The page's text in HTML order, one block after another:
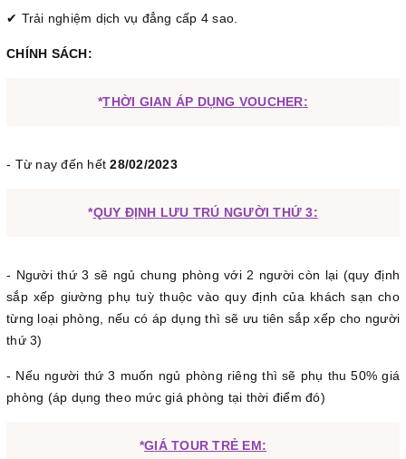
✔ Trải nghiệm dịch vụ đẳng cấp 4 sao.
CHÍNH SÁCH:
*THỜI GIAN ÁP DỤNG VOUCHER:
- Từ nay đến hết28/02/2023
*QUY ĐỊNH LƯU TRÚ NGƯỜI THỨ 3:
- Người thứ 3 sẽ ngủ chung phòng với 2 người còn lại (quy định
sắp xếp giường phụ tuỳ thuộc vào quy định của khách sạn cho
từng loại phòng, nếu có áp dụng thì sẽ ưu tiên sắp xếp cho người
thứ 3)
- Nếu người thứ 3 muốn ngủ phòng riêng thì sẽ phụ thu 50% giá
phòng (áp dụng theo mức giá phòng tại thời điểm đó)
*GIÁ TOUR TRẺ EM: